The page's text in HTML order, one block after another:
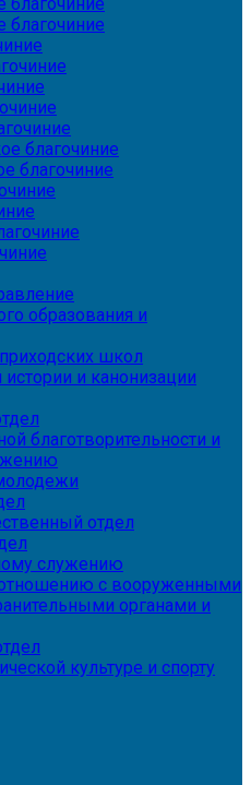
благочиние
благочиние
благочиние
образования и
школ
и канонизации
благотворительности и
отдел
служению
с вооруженными
органами и
культуре и спорту